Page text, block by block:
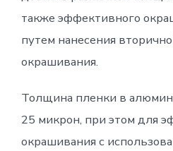
также эффективного
путем нанесения
окрашивания.
Толщина пленки в
25 микрон, при этом для
окрашивания с